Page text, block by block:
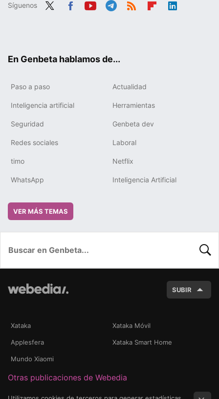
Síguenos
En Genbeta hablamos de...
Paso a paso Actualidad
Inteligencia artificial Herramientas
Seguridad Genbeta dev
Redes sociales Laboral
timo Netflix
WhatsApp Inteligencia Artificial
VER MÁS TEMAS
SUBIR
Xataka Xataka Móvil
Applesfera Xataka Smart Home
Mundo Xiaomi
Otras publicaciones de Webedia